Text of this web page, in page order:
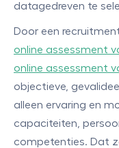
datagedreven te
Door een
online assessment
online assessment
objectieve,
alleen ervaring en
capaciteiten,
competenties. Dat